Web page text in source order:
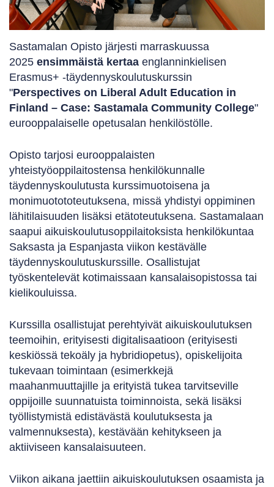
Sastamalan Opisto järjesti marraskuussa
2025 ensimmäistä kertaa englanninkielisen
Erasmus+ -täydennyskoulutuskurssin
"Perspectives on Liberal Adult Education in
Finland – Case: Sastamala Community College"
eurooppalaiselle opetusalan henkilöstölle.
Opisto tarjosi eurooppalaisten
yhteistyöoppilaitostensa henkilökunnalle
täydennyskoulutusta kurssimuotoisena ja
monimuotototeutuksena, missä yhdistyi oppiminen
lähitilaisuuden lisäksi etätoteutuksena. Sastamalaan
saapui aikuiskoulutusoppilaitoksista henkilökuntaa
Saksasta ja Espanjasta viikon kestävälle
täydennyskoulutuskurssille. Osallistujat
työskentelevät kotimaissaan kansalaisopistossa tai
kielikouluissa.
Kurssilla osallistujat perehtyivät aikuiskoulutuksen
teemoihin, erityisesti digitalisaatioon (erityisesti
keskiössä tekoäly ja hybridiopetus), opiskelijoita
tukevaan toimintaan (esimerkkejä
maahanmuuttajille ja erityistä tukea tarvitseville
oppijoille suunnatuista toiminnoista, sekä lisäksi
työllistymistä edistävästä koulutuksesta ja
valmennuksesta), kestävään kehitykseen ja
aktiiviseen kansalaisuuteen.
Viikon aikana jaettiin aikuiskoulutuksen osaamista ja